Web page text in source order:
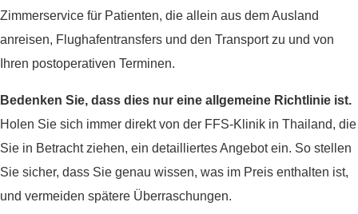
Zimmerservice für Patienten, die allein aus dem Ausland
anreisen, Flughafentransfers und den Transport zu und von
Ihren postoperativen Terminen.
Bedenken Sie, dass dies nur eine allgemeine Richtlinie ist.
Holen Sie sich immer direkt von der FFS-Klinik in Thailand, die
Sie in Betracht ziehen, ein detailliertes Angebot ein. So stellen
Sie sicher, dass Sie genau wissen, was im Preis enthalten ist,
und vermeiden spätere Überraschungen.